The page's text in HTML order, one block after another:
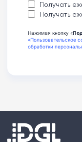
Получать
Получать
Нажимая кнопку «
«Пользовательское
обработки